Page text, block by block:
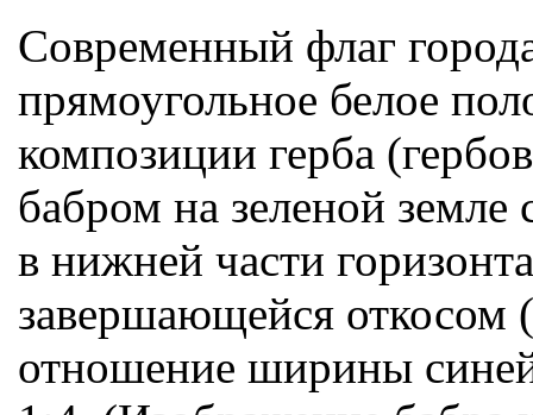
Современный флаг
прямоугольное белое
композиции герба
бабром на зеленой земле
в нижней части
завершающейся откосом
отношение ширины